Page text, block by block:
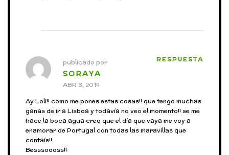
publicado por
SORAYA
ABR 3, 2014
RESPUESTA
Ay Loli!! como me pones estas cosas!! que tengo muchas
ganas de ir a Lisboa y todavía no veo el momento!! se me
hace la boca agua creo que el día que vaya me voy a
enamorar de Portugal con todas las maravillas que
contaís!!.
Besssoooss!!